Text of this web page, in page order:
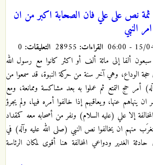
نص على علي فان الصحابة اكبر من ان
النبي
15/04/ القراءات: التعليقات:
ألفا إلى مائة ألف أو اكثر كانوا مع رسول الله
حجة الوداع، وهي آخر سنة من حركة النبوة، قد سمعوا من
أمر حج التمتع ثم عملوا به بعد مشاكسة وممانعة، ومع
ينهاهم عنها، ويعاقبهم إذا خالفوا أمره فيها، ولم يجرؤ
إلا علي (عليه السلام) ونفر من أصحابه معه كمقداد
منهم ان يخالفوا نص النبي (صلى الله عليه وآله) في
الغدير ودواعي المخالفة هنا أقوى لمكان الرئاسة